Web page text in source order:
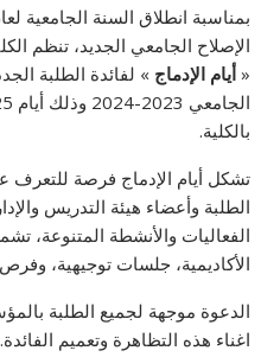
الإصلاح الجامعي الجديد، تنظم
«أيام الإدماج » لفائدة الطلبة
بالكلية.
تشكل أيام الإدماج فرصة للتعرف
الطلبة وأعضاء هيئة التدريس
الفعاليات والأنشطة المتنوعة،
الأكاديمية، جلسات توجيهية،
الدعوة موجهة لجميع الطلبة
اغناء هذه التظاهرة وتعميم الفائدة.